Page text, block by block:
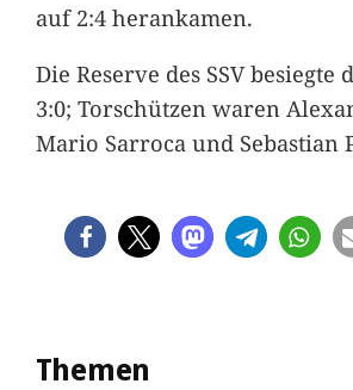
auf 2:4 herankamen.
Die Reserve des SSV besiegte
3:0; Torschützen waren
Mario Sarroca und Sebastian
Themen